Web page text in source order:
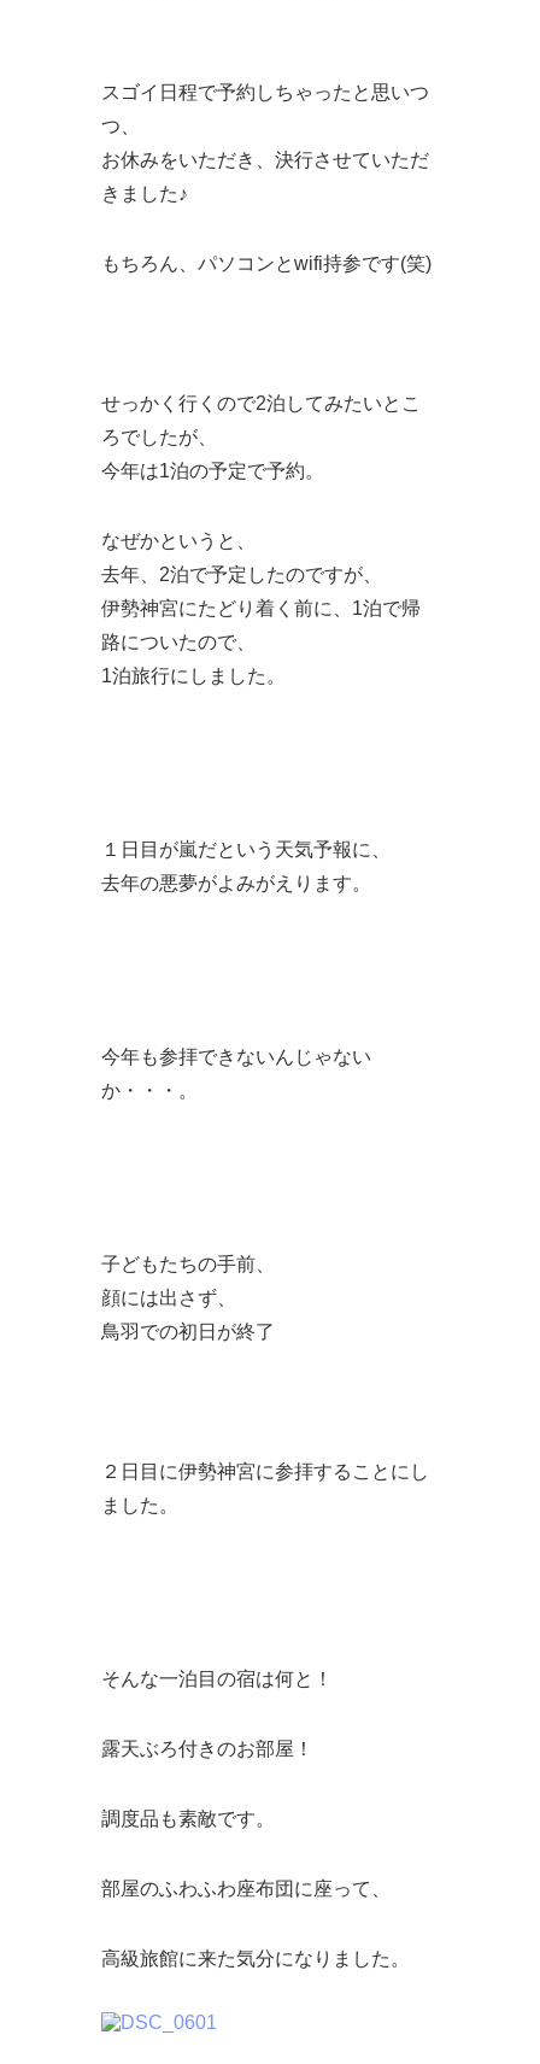
スゴイ日程で予約しちゃったと思いつ
つ、
お休みをいただき、決行させていただ
きました♪
もちろん、パソコンとwifi持参です(笑)
せっかく行くので2泊してみたいとこ
ろでしたが、
今年は1泊の予定で予約。
なぜかというと、
去年、2泊で予定したのですが、
伊勢神宮にたどり着く前に、1泊で帰
路についたので、
1泊旅行にしました。
１日目が嵐だという天気予報に、
去年の悪夢がよみがえります。
今年も参拝できないんじゃない
か・・・。
子どもたちの手前、
顔には出さず、
鳥羽での初日が終了
２日目に伊勢神宮に参拝することにし
ました。
そんな一泊目の宿は何と！
露天ぶろ付きのお部屋！
調度品も素敵です。
部屋のふわふわ座布団に座って、
高級旅館に来た気分になりました。